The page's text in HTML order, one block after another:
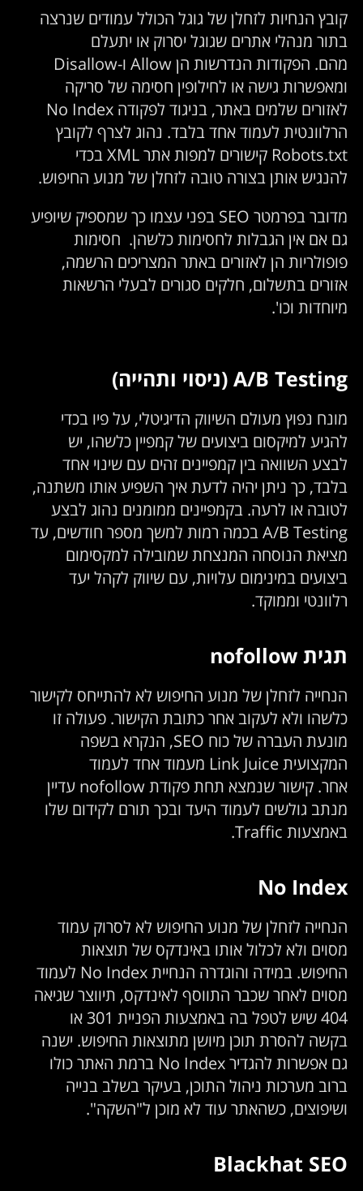
קובץ הנחיות לזחלן של גוגל הכולל עמודים שנרצה
בתור מנהלי אתרים שגוגל יסרוק או יתעלם
מהם. הפקודות הנדרשות הן Allow ו-Disallow
ומאפשרות גישה או לחילופין חסימה של סריקה
לאזורים שלמים באתר, בניגוד לפקודה No Index
הרלוונטית לעמוד אחד בלבד. נהוג לצרף לקובץ
Robots.txt קישורים למפות אתר XML בכדי
להנגיש אותן בצורה טובה לזחלן של מנוע החיפוש.
מדובר בפרמטר SEO בפני עצמו כך שמספיק שיופיע
גם אם אין הגבלות לחסימות כלשהן. חסימות
פופולריות הן לאזורים באתר המצריכים הרשמה,
אזורים בתשלום, חלקים סגורים לבעלי הרשאות
מיוחדות וכו'.
A/B Testing (ניסוי ותהייה)
מונח נפוץ מעולם השיווק הדיגיטלי, על פיו בכדי
להגיע למיקסום ביצועים של קמפיין כלשהו, יש
לבצע השוואה בין קמפיינים זהים עם שינוי אחד
בלבד, כך ניתן יהיה לדעת איך השפיע אותו משתנה,
לטובה או לרעה. בקמפיינים ממומנים נהוג לבצע
A/B Testing בכמה רמות למשך מספר חודשים, עד
מציאת הנוסחה המנצחת שמובילה למקסימום
ביצועים במינימום עלויות, עם שיווק לקהל יעד
רלוונטי וממוקד.
תגית nofollow
הנחייה לזחלן של מנוע החיפוש לא להתייחס לקישור
כלשהו ולא לעקוב אחר כתובת הקישור. פעולה זו
מונעת העברה של כוח SEO, הנקרא בשפה
המקצועית Link Juice מעמוד אחד לעמוד
אחר. קישור שנמצא תחת פקודת nofollow עדיין
מנתב גולשים לעמוד היעד ובכך תורם לקידום שלו
באמצעות Traffic.
No Index
הנחייה לזחלן של מנוע החיפוש לא לסרוק עמוד
מסוים ולא לכלול אותו באינדקס של תוצאות
החיפוש. במידה והוגדרה הנחיית No Index לעמוד
מסוים לאחר שכבר התווסף לאינדקס, תיווצר שגיאה
404 שיש לטפל בה באמצעות הפניית 301 או
בקשה להסרת תוכן מיושן מתוצאות החיפוש. ישנה
גם אפשרות להגדיר No Index ברמת האתר כולו
ברוב מערכות ניהול התוכן, בעיקר בשלב בנייה
ושיפוצים, כשהאתר עוד לא מוכן ל"השקה".
Blackhat SEO